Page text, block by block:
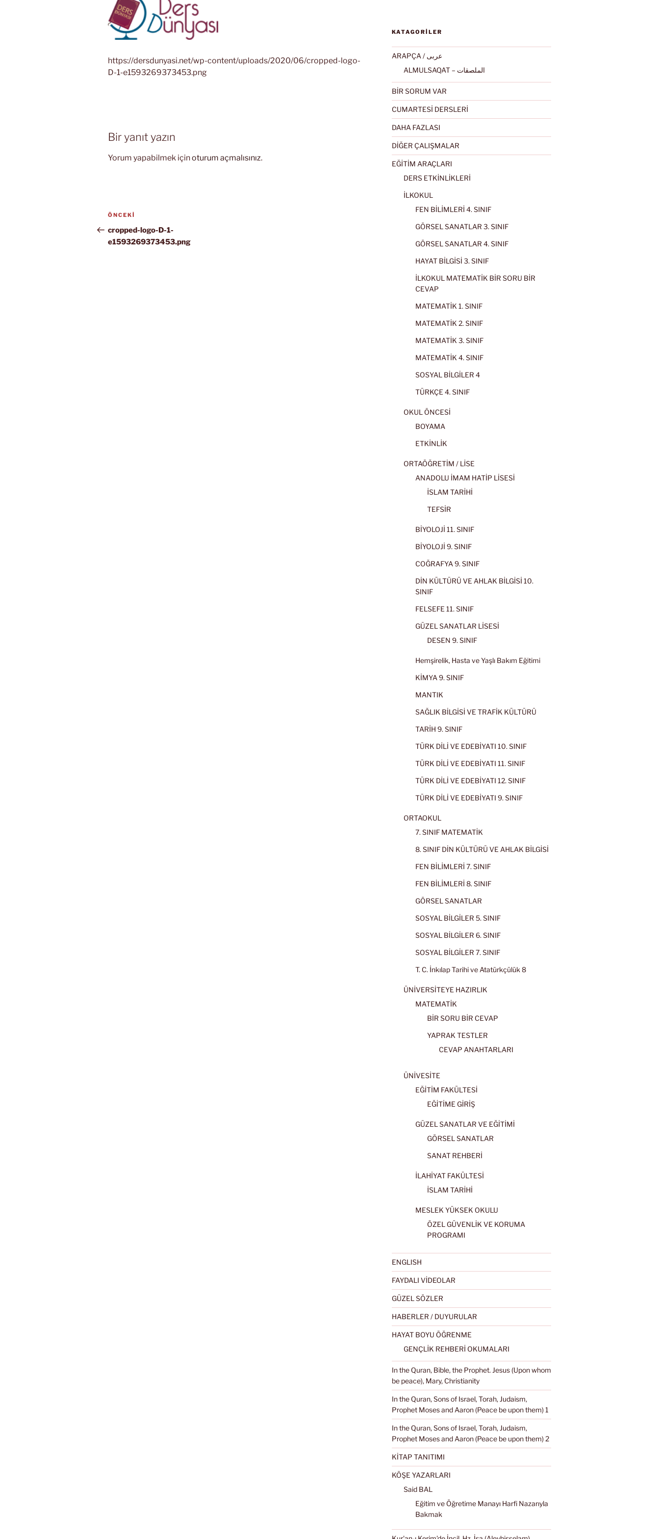
https://dersdunyasi.net/wp-content/uploads/2020/06/cropped-logo-
D-1-e1593269373453.png
Bir yanıt yazın
Yorum yapabilmek içinoturum açmalısınız.
Yazı
gezinmesi
Önceki
Yazı
ÖNCEKI
cropped-logo-D-1-
e1593269373453.png
KATAGORİLER
ARAPÇA / عربى
ALMULSAQAT – الملصقات
BİR SORUM VAR
CUMARTESİ DERSLERİ
DAHA FAZLASI
DİĞER ÇALIŞMALAR
EĞİTİM ARAÇLARI
DERS ETKİNLİKLERİ
İLKOKUL
FEN BİLİMLERİ 4. SINIF
GÖRSEL SANATLAR 3. SINIF
GÖRSEL SANATLAR 4. SINIF
HAYAT BİLGİSİ 3. SINIF
İLKOKUL MATEMATİK BİR SORU BİR
CEVAP
MATEMATİK 1. SINIF
MATEMATİK 2. SINIF
MATEMATİK 3. SINIF
MATEMATİK 4. SINIF
SOSYAL BİLGİLER 4
TÜRKÇE 4. SINIF
OKUL ÖNCESİ
BOYAMA
ETKİNLİK
ORTAÖĞRETİM / LİSE
ANADOLU İMAM HATİP LİSESİ
İSLAM TARİHİ
TEFSİR
BİYOLOJİ 11. SINIF
BİYOLOJİ 9. SINIF
COĞRAFYA 9. SINIF
DİN KÜLTÜRÜ VE AHLAK BİLGİSİ 10.
SINIF
FELSEFE 11. SINIF
GÜZEL SANATLAR LİSESİ
DESEN 9. SINIF
Hemşirelik, Hasta ve Yaşlı Bakım Eğitimi
KİMYA 9. SINIF
MANTIK
SAĞLIK BİLGİSİ VE TRAFİK KÜLTÜRÜ
TARİH 9. SINIF
TÜRK DİLİ VE EDEBİYATI 10. SINIF
TÜRK DİLİ VE EDEBİYATI 11. SINIF
TÜRK DİLİ VE EDEBİYATI 12. SINIF
TÜRK DİLİ VE EDEBİYATI 9. SINIF
ORTAOKUL
7. SINIF MATEMATİK
8. SINIF DİN KÜLTÜRÜ VE AHLAK BİLGİSİ
FEN BİLİMLERİ 7. SINIF
FEN BİLİMLERİ 8. SINIF
GÖRSEL SANATLAR
SOSYAL BİLGİLER 5. SINIF
SOSYAL BİLGİLER 6. SINIF
SOSYAL BİLGİLER 7. SINIF
T. C. İnkılap Tarihi ve Atatürkçülük 8
ÜNİVERSİTEYE HAZIRLIK
MATEMATİK
BİR SORU BİR CEVAP
YAPRAK TESTLER
CEVAP ANAHTARLARI
ÜNİVESİTE
EĞİTİM FAKÜLTESİ
EĞİTİME GİRİŞ
GÜZEL SANATLAR VE EĞİTİMİ
GÖRSEL SANATLAR
SANAT REHBERİ
İLAHİYAT FAKÜLTESİ
İSLAM TARİHİ
MESLEK YÜKSEK OKULU
ÖZEL GÜVENLİK VE KORUMA
PROGRAMI
ENGLISH
FAYDALI VİDEOLAR
GÜZEL SÖZLER
HABERLER / DUYURULAR
HAYAT BOYU ÖĞRENME
GENÇLİK REHBERİ OKUMALARI
In the Quran, Bible, the Prophet. Jesus (Upon whom
be peace), Mary, Christianity
In the Quran, Sons of Israel, Torah, Judaism,
Prophet Moses and Aaron (Peace be upon them) 1
In the Quran, Sons of Israel, Torah, Judaism,
Prophet Moses and Aaron (Peace be upon them) 2
KİTAP TANITIMI
KÖŞE YAZARLARI
Said BAL
Eğitim ve Öğretime Manayı Harfi Nazarıyla
Bakmak